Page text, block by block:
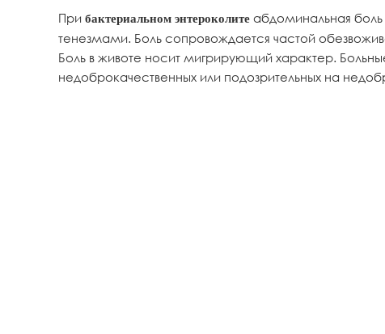
При бактериальном энтероколите абдоминальная боль
тенезмами. Боль сопровождается частой
Боль в животе носит мигрирующий характер.
недоброкачественных или подозрительных на